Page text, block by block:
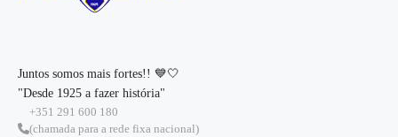
Juntos somos mais fortes!! 💙🤍
"Desde 1925 a fazer história"
+351 291 600 180
(chamada para a rede fixa nacional)